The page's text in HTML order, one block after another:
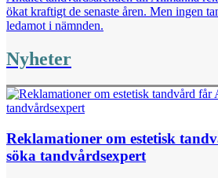
ökat kraftigt de senaste åren. Men ingen
ledamot i nämnden.
Nyheter
Reklamationer om estetisk
söka tandvårdsexpert